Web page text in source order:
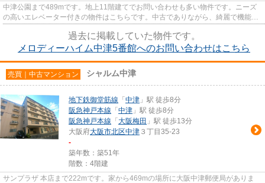
中津公園まで489mです。地上11階建てでお問い合わせも多い物件です。ニーズ
の高いエレベーター付きの物件はこちらです。中古でありながら、綺麗で機能的
過去に掲載していた物件です。
メロディーハイム中津5番館へのお問い合わせはこちら
売買｜中古マンション シャルム中津
地下鉄御堂筋線 「 中津 」駅 徒歩8分
阪急神戸本線 「 中津 」駅 徒歩8分
阪急神戸本線 「 大阪梅田 」駅 徒歩13分
大阪府大阪市北区中津 ３丁目35-23
-
築年数：築51年
階数：4階建
サンプラザ 本店まで222mです。家から469mの場所に大阪中津郵便局がありま